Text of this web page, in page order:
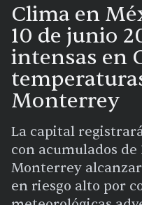
Clima en
10 de junio
intensas en
Monterrey
La capital
con acumulados
Monterrey
en riesgo alto por